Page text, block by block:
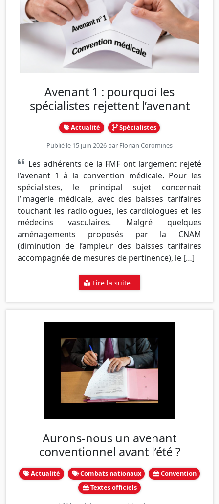
Avenant 1 : pourquoi les
spécialistes rejettent l’avenant
Actualité Spécialistes
Publié le 15 juin 2026 par Florian Coromines
Les adhérents de la FMF ont largement rejeté
l’avenant 1 à la convention médicale. Pour les
spécialistes, le principal sujet concernait
l’imagerie médicale, avec des baisses tarifaires
touchant les radiologues, les cardiologues et les
médecins vasculaires. Malgré quelques
aménagements proposés par la CNAM
(diminution de l’ampleur des baisses tarifaires
accompagnée de mesures de pertinence), le […]
Lire la suite…
Aurons-nous un avenant
conventionnel avant l’été ?
Actualité Combats nationaux
Convention
Textes officiels